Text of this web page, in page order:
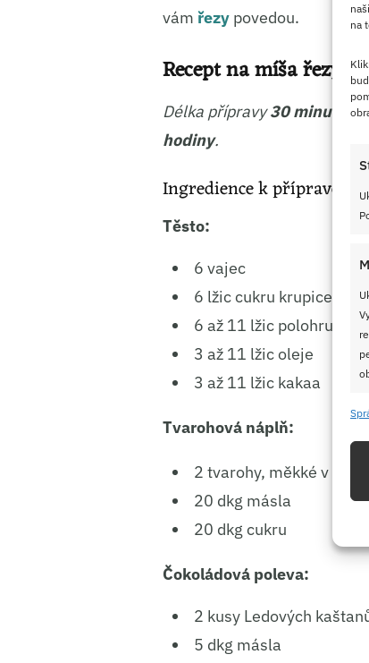
na
vám řezypovedou.
Recept na míša řezy
Délka přípravy30 minut ,
hodiny.
Ingredience k přípravě
Těsto:
6 vajec
6 lžic cukru krupice
6 až 11 lžic polohrubé
3 až 11 lžic oleje
3 až 11 lžic kakaa
Tvarohová náplň:
2 tvarohy, měkké v kostce
20 dkg másla
20 dkg cukru
Čokoládová poleva:
2 kusy Ledových
5 dkg másla